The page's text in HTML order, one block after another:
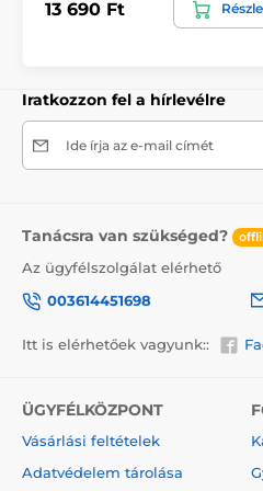
kiválasztásakor megjelenik a
tapéta 49 cm széles
245x270
(5 csík) , 294x270
Környezetbarát és
A nyomtatási technológia
bármely helyiségben –
13 690 Ft
Iratkozzon fel a hírlevélre
Ide írja az e-mail címét
Tanácsra van szükséged?
Az ügyfélszolgálat elérhető
003614451698
Itt is elérhetőek vagyunk::
ÜGYFÉLKÖZPONT
Vásárlási feltételek
Adatvédelem tárolása